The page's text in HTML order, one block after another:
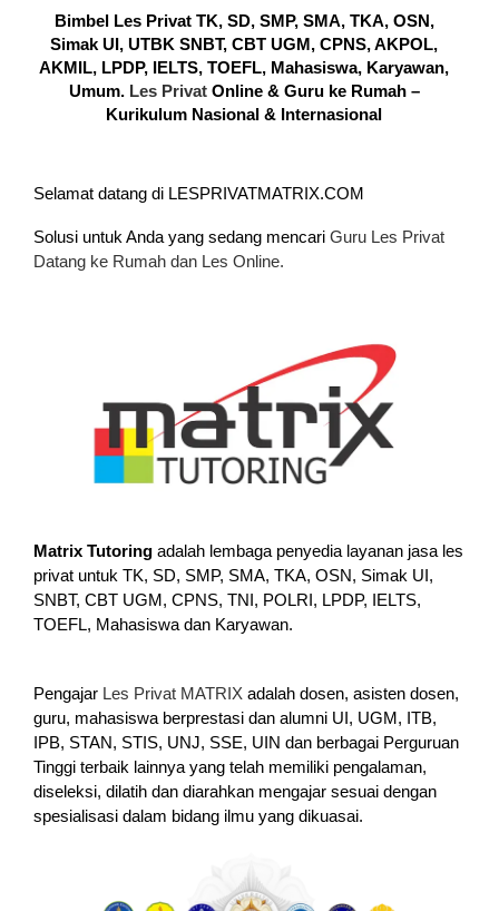
Bimbel Les Privat TK, SD, SMP, SMA, TKA, OSN,
Simak UI, UTBK SNBT, CBT UGM, CPNS, AKPOL,
AKMIL, LPDP, IELTS, TOEFL, Mahasiswa, Karyawan,
Umum. Les PrivatOnline & Guru ke Rumah –
Kurikulum Nasional & Internasional
Selamat datang di LESPRIVATMATRIX.COM
Solusi untuk Anda yang sedang mencari Guru Les Privat
Datang ke Rumah dan Les Online.
Matrix Tutoring adalah lembaga penyedia layanan jasa les
privat untuk TK, SD, SMP, SMA, TKA, OSN, Simak UI,
SNBT, CBT UGM, CPNS, TNI, POLRI, LPDP, IELTS,
TOEFL, Mahasiswa dan Karyawan.
Pengajar Les Privat MATRIX adalah dosen, asisten dosen,
guru, mahasiswa berprestasi dan alumni UI, UGM, ITB,
IPB, STAN, STIS, UNJ, SSE, UIN dan berbagai Perguruan
Tinggi terbaik lainnya yang telah memiliki pengalaman,
diseleksi, dilatih dan diarahkan mengajar sesuai dengan
spesialisasi dalam bidang ilmu yang dikuasai.